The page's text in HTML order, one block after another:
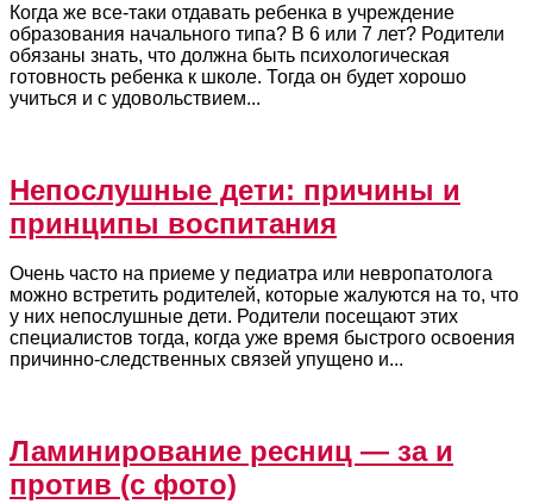
Когда же все-таки отдавать ребенка в учреждение
образования начального типа? В 6 или 7 лет? Родители
обязаны знать, что должна быть психологическая
готовность ребенка к школе. Тогда он будет хорошо
учиться и с удовольствием...
Непослушные дети: причины и
принципы воспитания
Очень часто на приеме у педиатра или невропатолога
можно встретить родителей, которые жалуются на то, что
у них непослушные дети. Родители посещают этих
специалистов тогда, когда уже время быстрого освоения
причинно-следственных связей упущено и...
Ламинирование ресниц — за и
против (с фото)